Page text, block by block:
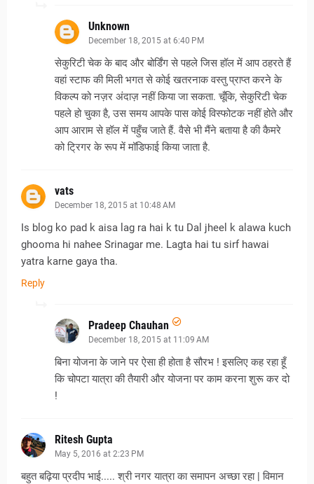
Unknown
December 18, 2015 at 6:40 PM
सेकुरिटी चेक के बाद और बोर्डिंग से पहले जिस हॉल में आप ठहरते हैं
वहां स्टाफ की मिली भगत से कोई खतरनाक वस्तु प्राप्त करने के
विकल्प को नज़र अंदाज़ नहीं किया जा सकता. चूँकि, सेकुरिटी चेक
पहले हो चुका है, उस समय आपके पास कोई विस्फोटक नहीं होते और
आप आराम से हॉल में पहुँच जाते हैं. वैसे भी मैंने बताया है की कैमरे
को ट्रिगर के रूप में मॉडिफाई किया जाता है.
vats
December 18, 2015 at 10:48 AM
Is blog ko pad k aisa lag ra hai k tu Dal jheel k alawa kuch
ghooma hi nahee Srinagar me. Lagta hai tu sirf hawai
yatra karne gaya tha.
Reply
Pradeep Chauhan
December 18, 2015 at 11:09 AM
बिना योजना के जाने पर ऐसा ही होता है सौरभ ! इसलिए कह रहा हूँ
कि चोपटा यात्रा की तैयारी और योजना पर काम करना शुरू कर दो
!
Ritesh Gupta
May 5, 2016 at 2:23 PM
बहुत बढ़िया प्रदीप भाई..... श्री नगर यात्रा का समापन अच्छा रहा | विमान